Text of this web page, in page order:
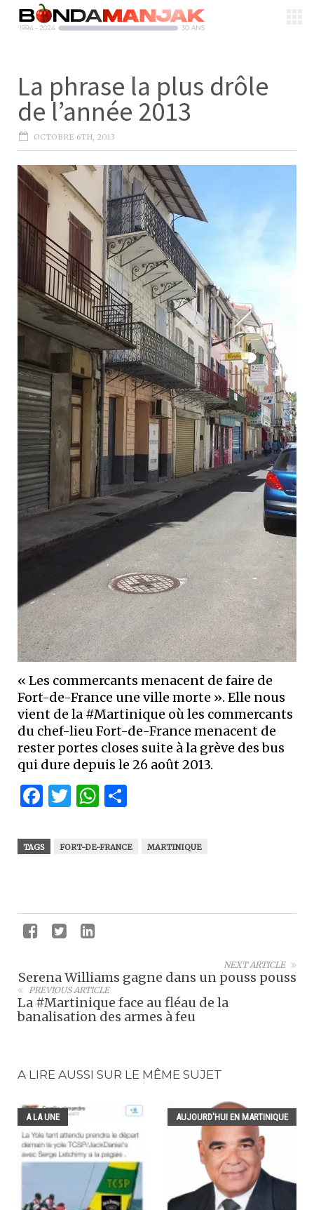
La phrase la plus drôle
de l’année 2013
OCTOBRE 6TH, 2013
« Les commercants menacent de faire de
Fort-de-France une ville morte ». Elle nous
vient de la #Martinique où les commercants
du chef-lieu Fort-de-France menacent de
rester portes closes suite à la grève des bus
qui dure depuis le 26 août 2013.
Facebook
Twitter
WhatsApp
TAGS FORT-DE-FRANCE MARTINIQUE
NEXT ARTICLE
Serena Williams gagne dans un pouss pouss
PREVIOUS ARTICLE
La #Martinique face au fléau de la
banalisation des armes à feu
A LIRE AUSSI SUR LE MÊME SUJET
A LA UNE AUJOURD'HUI EN MARTINIQUE